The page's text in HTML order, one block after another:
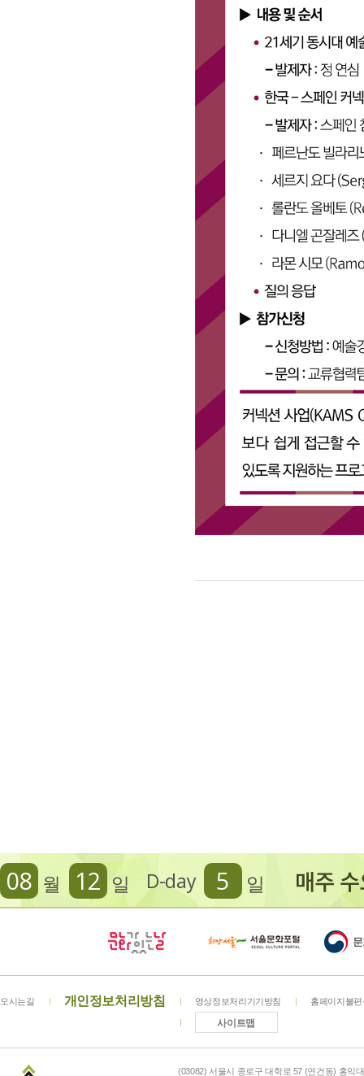
D-day 5 일
08 월 12 일
오시는길 개인정보처리방침 영상정보처리기기방침 홈페이지불
사이트맵
(03082) 서울시 종로구 대학로 57 (연건동) 홍익